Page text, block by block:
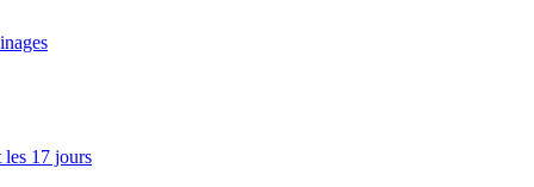
les 17 jours